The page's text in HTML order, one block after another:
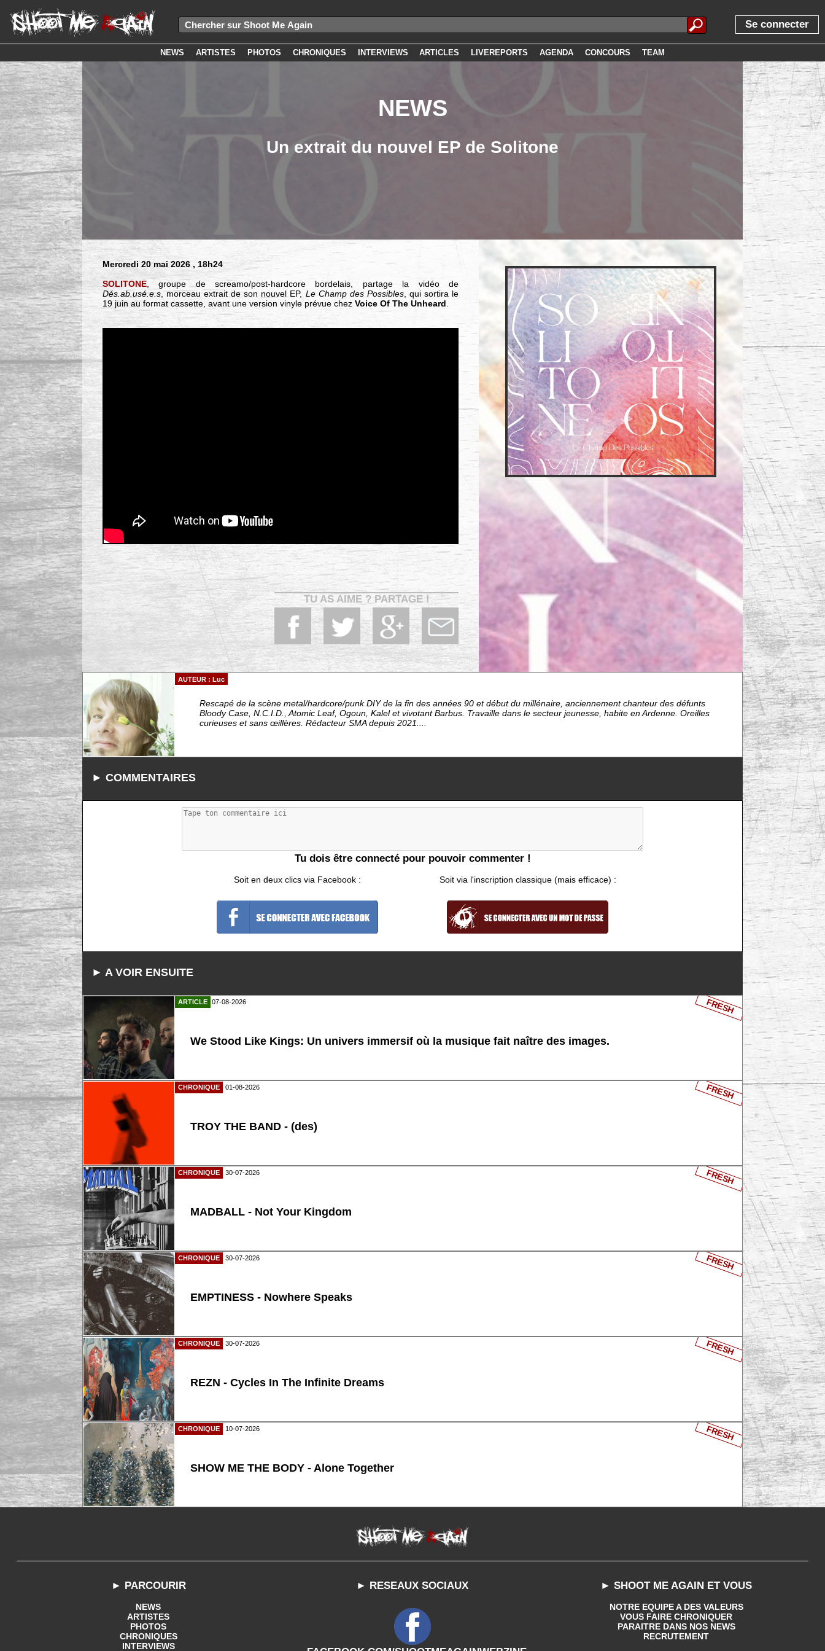
Se connecter
NEWS ARTISTES PHOTOS CHRONIQUES INTERVIEWS ARTICLES LIVEREPORTS AGENDA CONCOURS TEAM
NEWS
Un extrait du nouvel EP de Solitone
Mercredi 20 mai 2026 , 18h24
SOLITONE, groupe de screamo/post-hardcore bordelais, partage la vidéo de
Dés.ab.usé.e.s, morceau extrait de son nouvel EP, Le Champ des Possibles, qui sortira le
19 juin au format cassette, avant une version vinyle prévue chez Voice Of The Unheard.
TU AS AIME ? PARTAGE !
AUTEUR : Luc
Rescapé de la scène metal/hardcore/punk DIY de la fin des années 90 et début du millénaire, anciennement chanteur des défunts
Bloody Case, N.C.I.D., Atomic Leaf, Ogoun, Kalel et vivotant Barbus. Travaille dans le secteur jeunesse, habite en Ardenne. Oreilles
curieuses et sans œillères. Rédacteur SMA depuis 2021....
► COMMENTAIRES
Tu dois être connecté pour pouvoir commenter !
Soit en deux clics via Facebook : Soit via l'inscription classique (mais efficace) :
► A VOIR ENSUITE
ARTICLE 07-08-2026
We Stood Like Kings: Un univers immersif où la musique fait naître des images.
FRESH
CHRONIQUE 01-08-2026
TROY THE BAND - (des)
FRESH
CHRONIQUE 30-07-2026
MADBALL - Not Your Kingdom
FRESH
CHRONIQUE 30-07-2026
EMPTINESS - Nowhere Speaks
FRESH
CHRONIQUE 30-07-2026
REZN - Cycles In The Infinite Dreams
FRESH
CHRONIQUE 10-07-2026
SHOW ME THE BODY - Alone Together
FRESH
► PARCOURIR
NEWS
ARTISTES
PHOTOS
CHRONIQUES
INTERVIEWS
► RESEAUX SOCIAUX ► SHOOT ME AGAIN ET VOUS
NOTRE EQUIPE A DES VALEURS
VOUS FAIRE CHRONIQUER
PARAITRE DANS NOS NEWS
RECRUTEMENT